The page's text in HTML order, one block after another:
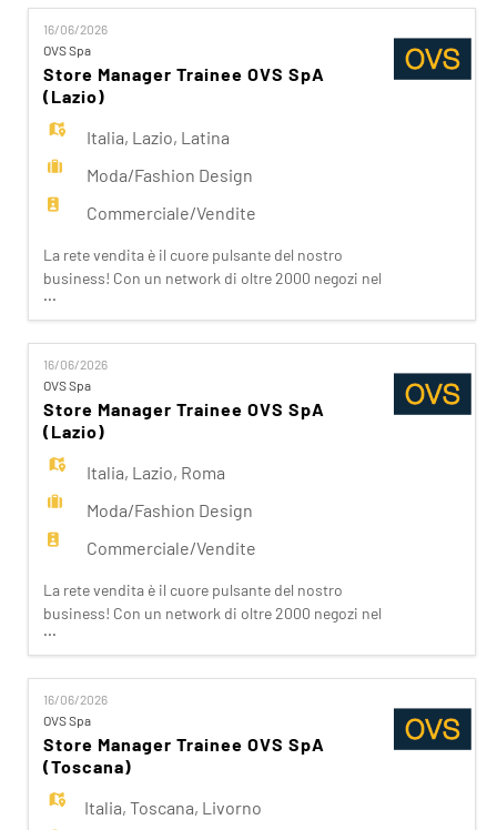
FR
IT
DE
ES
PT
bello accessibile a tutti. Facciamo la differenza per
i nostri clienti attraverso i brand del nostro
gruppo: OVS, OVS Kids, UPIM, Blukids,
Goldenpoint, S
16/06/2026
OVS Spa
Store Manager Trainee OVS SpA
(Lazio)
Italia, Lazio, Latina
Moda/Fashion Design
Commerciale/Vendite
La rete vendita è il cuore pulsante del nostro
business! Con un network di oltre 2000 negozi nel
mondo e una presenza capillare in Italia, siamo
vicini ai nostri clienti ispirandoli nei loro acquisti.
Da noi trovano accoglienza, cortesia, passione.
Se stai cercando un'opportunità che ti apra le
porte del Fashion Retail e che sappia soddisfare
...
16/06/2026
OVS Spa
Store Manager Trainee OVS SpA
(Lazio)
Italia, Lazio, Roma
Moda/Fashion Design
Commerciale/Vendite
La rete vendita è il cuore pulsante del nostro
business! Con un network di oltre 2000 negozi nel
mondo e una presenza capillare in Italia, siamo
vicini ai nostri clienti ispirandoli nei loro acquisti.
Da noi trovano accoglienza, cortesia, passione.
Se stai cercando un'opportunità che ti apra le
porte del Fashion Retail e che sappia soddisfare
...
16/06/2026
OVS Spa
Store Manager Trainee OVS SpA
(Toscana)
Italia,Toscana, Livorno